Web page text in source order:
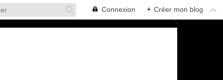
Connexion + Créer mon blog